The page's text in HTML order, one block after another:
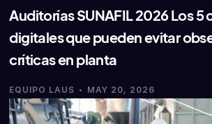
Auditorías SUNAFIL 2026 Los 5
digitales que pueden evitar
críticas en planta
EQUIPO LAUS · MAY 20, 2026